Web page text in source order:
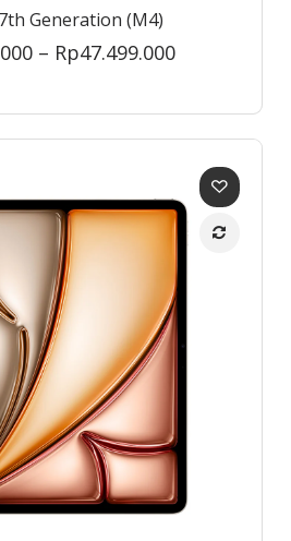
Generation (M4)
– Rp47.499.000Price